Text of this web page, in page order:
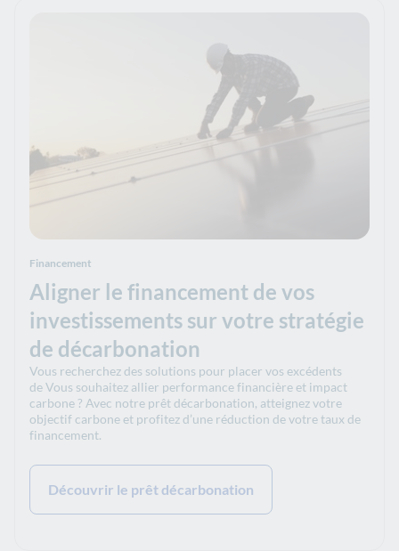
Aligner le financement de vos
investissements sur votre stratégie
de décarbonation
Financement
Vous recherchez des solutions pour placer vos excédents
de Vous souhaitez allier performance financière et impact
carbone ? Avec notre prêt décarbonation, atteignez votre
objectif carbone et profitez d’une réduction de votre taux de
financement.
Découvrir le prêt décarbonation